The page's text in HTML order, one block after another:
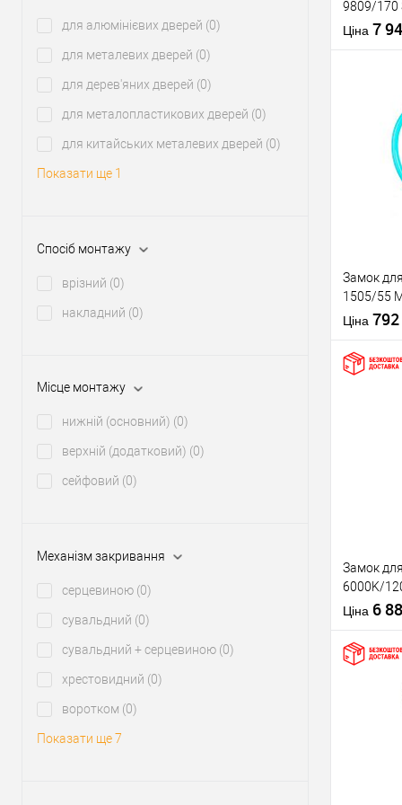
для алюмінієвих дверей (0)
для металевих дверей (0)
для дерев'яних дверей (0)
для металопластикових дверей (0)
для китайських металевих дверей (0)
Показати ще 1
Спосіб монтажу
врізний (0)
накладний (0)
Місце монтажу
нижній (основний) (0)
верхній (додатковий) (0)
сейфовий (0)
Механізм закривання
серцевиною (0)
сувальдний (0)
сувальдний + серцевиною (0)
хрестовидний (0)
воротком (0)
Показати ще 7
Тип ключа
Країна
9809/170
ланцюгом
Ціна 7
У
Тип товару
Тип ключа
Країна
Замок
1505/55
55 см 2
Ціна 792
Тип товару
Тип ключа
Країна
Замок
6000K/
2 ключа
Ціна 6